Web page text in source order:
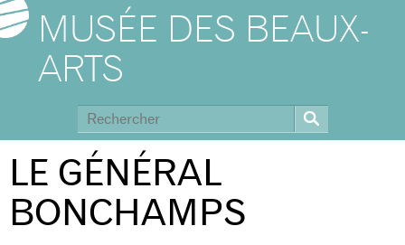
MUSÉE DES BEAUX-
ARTS
LE GÉNÉRAL
BONCHAMPS